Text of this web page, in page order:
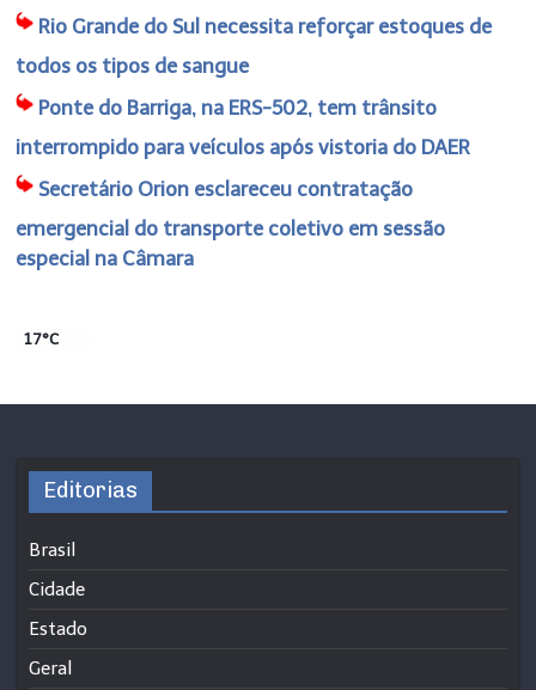
Rio Grande do Sul necessita reforçar estoques de
todos os tipos de sangue
Ponte do Barriga, na ERS-502, tem trânsito
interrompido para veículos após vistoria do DAER
Secretário Orion esclareceu contratação
emergencial do transporte coletivo em sessão
especial na Câmara
17°C
Editorias
Brasil
Cidade
Estado
Geral